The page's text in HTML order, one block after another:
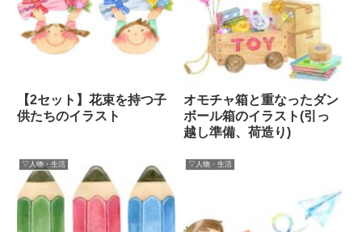
【2セット】花束を持つ子
供たちのイラスト
オモチャ箱と重なったダン
ボール箱のイラスト(引っ
越し準備、荷造り)
▽人物・生活 ▽人物・生活